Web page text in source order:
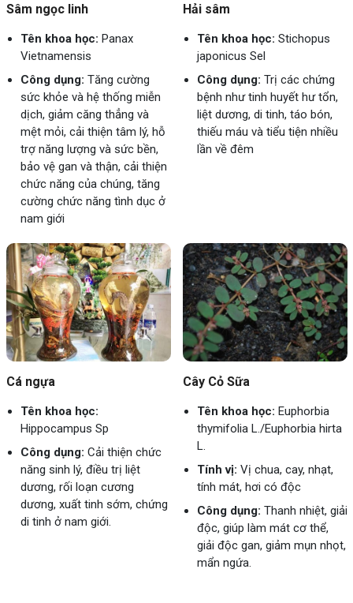
Sâm ngọc linh
Tên khoa học: Panax
Vietnamensis
Công dụng: Tăng cường
sức khỏe và hệ thống miễn
dịch, giảm căng thẳng và
mệt mỏi, cải thiện tâm lý, hỗ
trợ năng lượng và sức bền,
bảo vệ gan và thận, cải thiện
chức năng của chúng, tăng
cường chức năng tình dục ở
nam giới
Hải sâm
Tên khoa học: Stichopus
japonicus Sel
Công dụng: Trị các chứng
bệnh như tinh huyết hư tổn,
liệt dương, di tinh, táo bón,
thiếu máu và tiểu tiện nhiều
lần về đêm
Cá ngựa
Tên khoa học:
Hippocampus Sp
Công dụng: Cải thiện chức
năng sinh lý, điều trị liệt
dương, rối loạn cương
dương, xuất tinh sớm, chứng
di tinh ở nam giới.
Cây Cỏ Sữa
Tên khoa học: Euphorbia
thymifolia L./Euphorbia hirta
L.
Tính vị: Vị chua, cay, nhạt,
tính mát, hơi có độc
Công dụng: Thanh nhiệt, giải
độc, giúp làm mát cơ thể,
giải độc gan, giảm mụn nhọt,
mẩn ngứa.